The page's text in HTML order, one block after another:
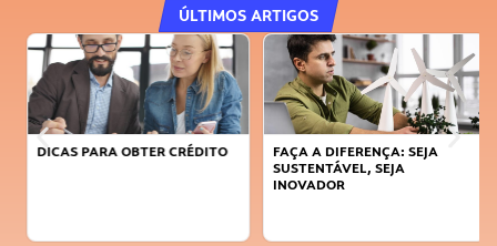
ÚLTIMOS ARTIGOS
DICAS PARA OBTER CRÉDITO
FAÇA A DIFERENÇA: SEJA
SUSTENTÁVEL, SEJA
INOVADOR